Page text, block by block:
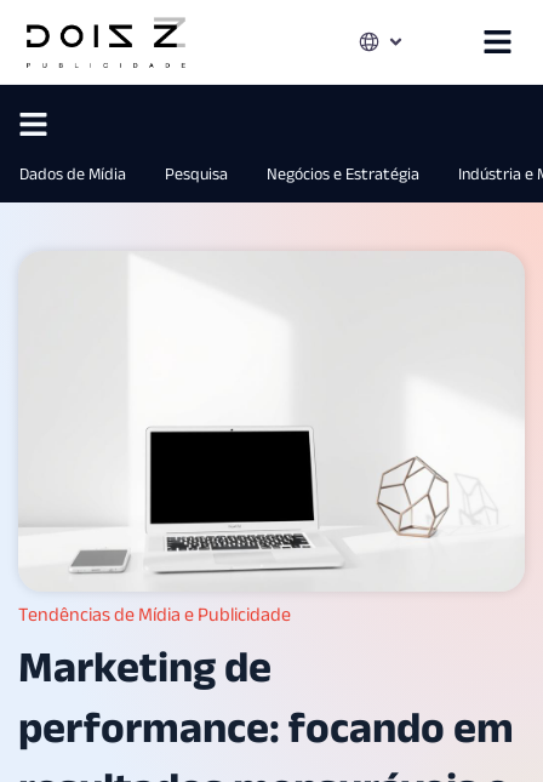
Dados de Mídia Pesquisa Negócios e Estratégia Indústria e
Tendências de Mídia e Publicidade
Marketing de
performance: focando em